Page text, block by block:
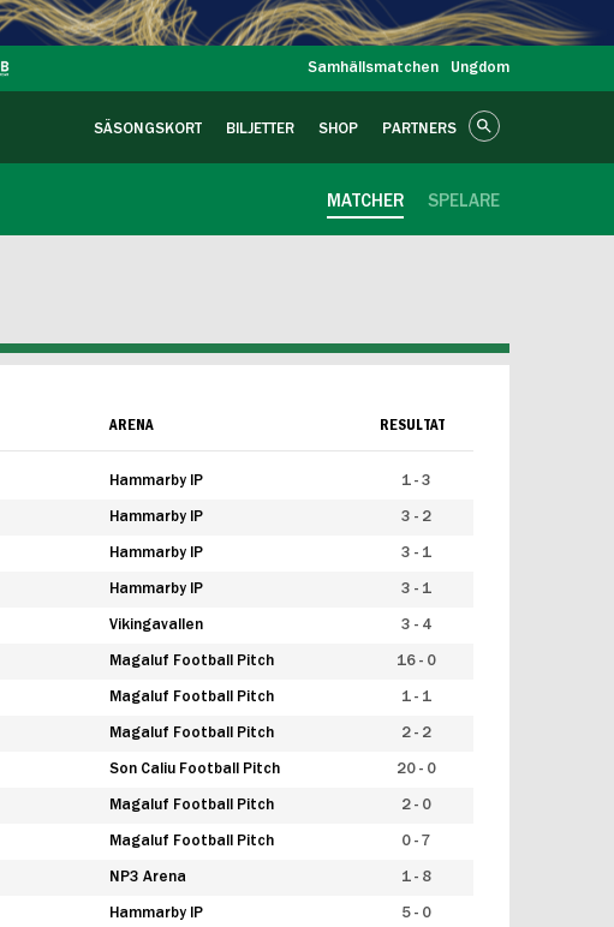
Samhällsmatchen Ungdom
SÄSONGSKORT BILJETTER SHOP PARTNERS
SPELARE
MATCHER
ARENA RESULTAT
Hammarby IP 1 - 3
Hammarby IP 3 - 2
Hammarby IP 3 - 1
Hammarby IP 3 - 1
Vikingavallen 3 - 4
Magaluf Football Pitch 16 - 0
Magaluf Football Pitch 1 - 1
Magaluf Football Pitch 2 - 2
Son Caliu Football Pitch 20 - 0
Magaluf Football Pitch 2 - 0
Magaluf Football Pitch 0 - 7
NP3 Arena 1 - 8
Hammarby IP 5 - 0